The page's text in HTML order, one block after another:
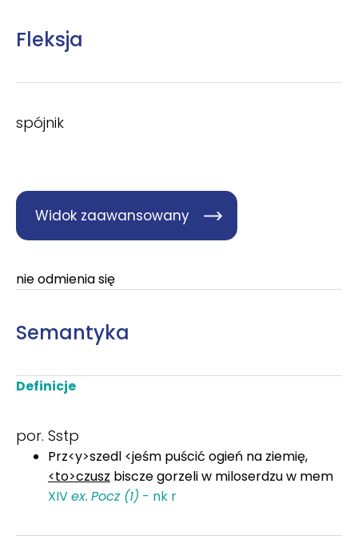
Fleksja
spójnik
Widok zaawansowany
nie odmienia się
Semantyka
Definicje
por. Sstp
Prz<y>szedl <jeśm puścić ogień na ziemię,
<to>czusz biscze gorzeli w miloserdzu w mem
XIVex. Pocz (1) - nk r